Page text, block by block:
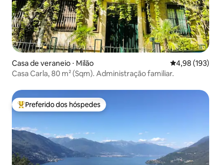
Casa de veraneio ⋅ Milão 4,98 de uma
4,98 (193)
Casa Carla, 80 m² (Sqm). Administração familiar.
Entre os melhores preferidos dos hóspedes
Preferido dos hóspedes